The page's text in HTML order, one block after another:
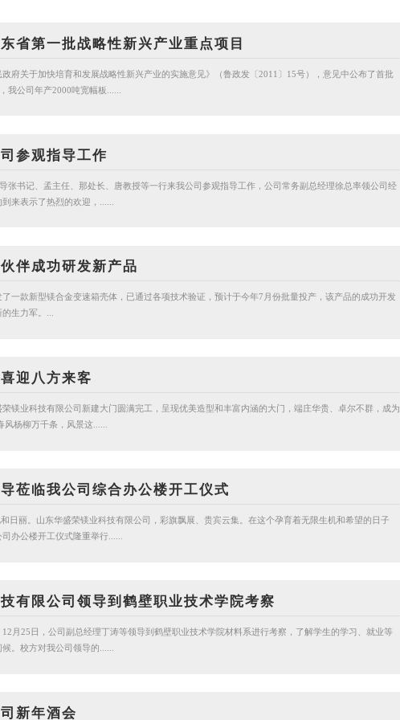
省第一批战略性新兴产业重点项目
府关于加快培育和发展战略性新兴产业的实施意见》（鲁政发〔2011〕15号），意见中公布了首批
我公司年产2000吨宽幅板......
参观指导工作
张书记、孟主任、那处长、唐教授等一行来我公司参观指导工作，公司常务副总经理徐总率领公司经
来表示了热烈的欢迎，......
伴成功研发新产品
一款新型镁合金变速箱壳体，已通过各项技术验证，预计于今年7月份批量投产，该产品的成功开发
生力军。...
迎八方来客
镁业科技有限公司新建大门圆满完工，呈现优美造型和丰富内涵的大门，端庄华贵、卓尔不群，成为
杨柳万千条，风景这......
莅临我公司综合办公楼开工仪式
日丽。山东华盛荣镁业科技有限公司，彩旗飘展、贵宾云集。在这个孕育着无限生机和希望的日子
办公楼开工仪式隆重举行......
有限公司领导到鹤壁职业技术学院考察
月25日，公司副总经理丁涛等领导到鹤壁职业技术学院材料系进行考察，了解学生的学习、就业等
。校方对我公司领导的......
新年酒会